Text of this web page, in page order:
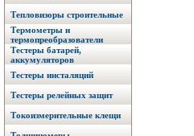
Тепловизоры строительные
Термометры и
термопреобразователи
Тестеры батарей,
аккумуляторов
Тестеры инсталяций
Тестеры релейных защит
Токоизмерительные клещи